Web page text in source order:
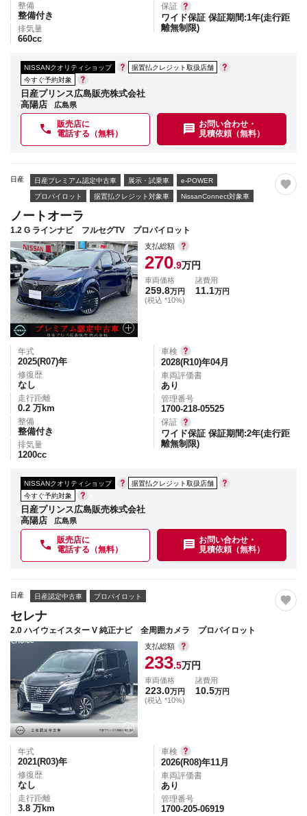
整備
整備付き
排気量
660cc
保証
ワイド保証 保証期間:1年(走行距
離無制限)
NISSANクオリティショップ
据置払クレジット取扱店舗
今すぐ予約対象
日産プリンス広島販売株式会社
高陽店
広島県
販売店に
電話する（無料）
お問い合わせ・
見積依頼（無料）
日産 日産プレミアム認定中古車 展示・試乗車 e-POWER
プロパイロット 据置払クレジット対象車 NissanConnect対象車
ノートオーラ
1.2 G ラインナビ フルセグTV プロパイロット
支払総額
270.9万円
車両価格
259.8万円
(税込 *10%)
諸費用
11.1万円
年式
2025(R07)年
修復歴
なし
走行距離
0.2 万km
整備
整備付き
排気量
1200cc
車検
2028(R10)年04月
車両評価書
あり
管理番号
1700-218-05525
保証
ワイド保証 保証期間:2年(走行距
離無制限)
NISSANクオリティショップ
据置払クレジット取扱店舗
今すぐ予約対象
日産プリンス広島販売株式会社
高陽店
広島県
販売店に
電話する（無料）
お問い合わせ・
見積依頼（無料）
日産 日産認定中古車 プロパイロット
セレナ
2.0 ハイウェイスター V 純正ナビ 全周囲カメラ プロパイロット
支払総額
233.5万円
車両価格
223.0万円
(税込 *10%)
諸費用
10.5万円
年式
2021(R03)年
修復歴
なし
走行距離
3.8 万km
車検
2026(R08)年11月
車両評価書
あり
管理番号
1700-205-06919